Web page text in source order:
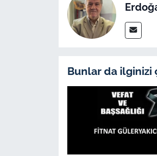
Bunlar da ilginizi
Canlı Maç